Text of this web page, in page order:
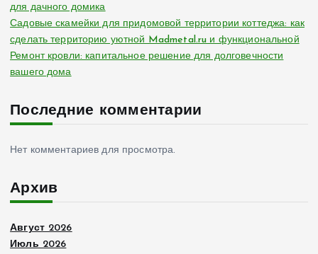
для дачного домика
Садовые скамейки для придомовой территории коттеджа: как
сделать территорию уютной Madmetal.ru и функциональной
Ремонт кровли: капитальное решение для долговечности
вашего дома
Последние комментарии
Нет комментариев для просмотра.
Архив
Август 2026
Июль 2026